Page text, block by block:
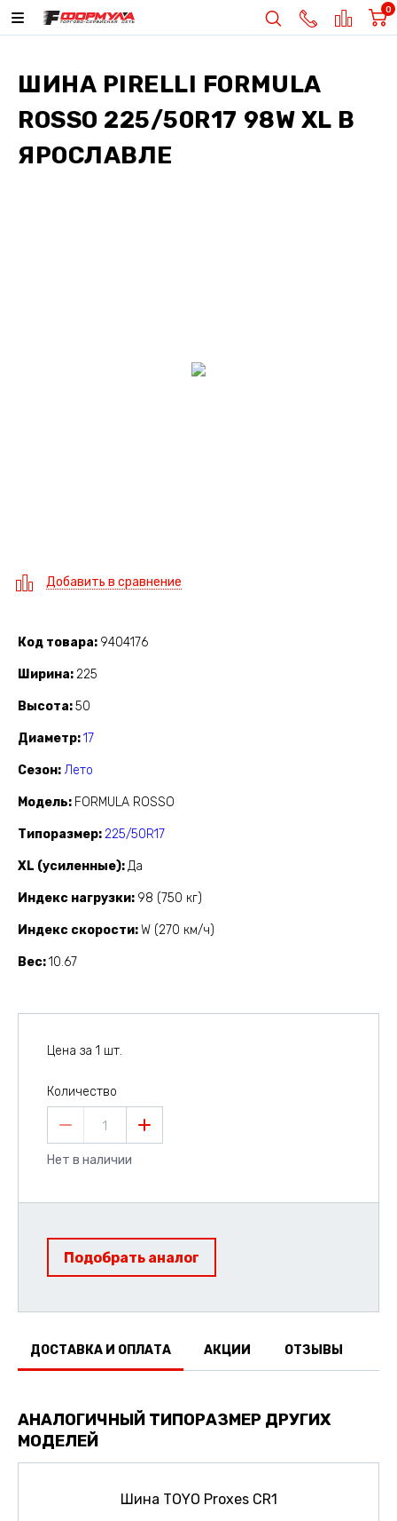
0
ШИНА PIRELLI FORMULA
ROSSO 225/50R17 98W XL В
ЯРОСЛАВЛЕ
Добавить в сравнение
Код товара 9404176
Ширина 225
Высота 50
Диаметр 17
Сезон Лето
Модель FORMULA ROSSO
Типоразмер 225/50R17
XL (усиленные) Да
Индекс нагрузки 98 (750 кг)
Индекс скорости W (270 км/ч)
Вес 10.67
Цена за 1 шт.
Количество
1
Нет в наличии
Подобрать аналог
ДОСТАВКА И ОПЛАТА АКЦИИ ОТЗЫВЫ
АНАЛОГИЧНЫЙ ТИПОРАЗМЕР ДРУГИХ
МОДЕЛЕЙ
Шина TOYO Proxes CR1